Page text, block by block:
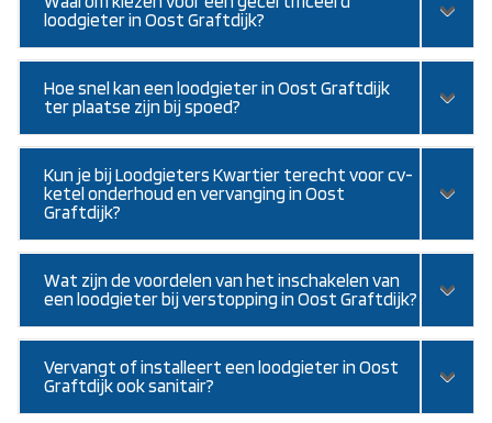
loodgieter in Oost Graftdijk?
Hoe snel kan een loodgieter in Oost Graftdijk
ter plaatse zijn bij spoed?
Kun je bij Loodgieters Kwartier terecht voor cv-
ketel onderhoud en vervanging in Oost
Graftdijk?
Wat zijn de voordelen van het inschakelen van
een loodgieter bij verstopping in Oost Graftdijk?
Vervangt of installeert een loodgieter in Oost
Graftdijk ook sanitair?